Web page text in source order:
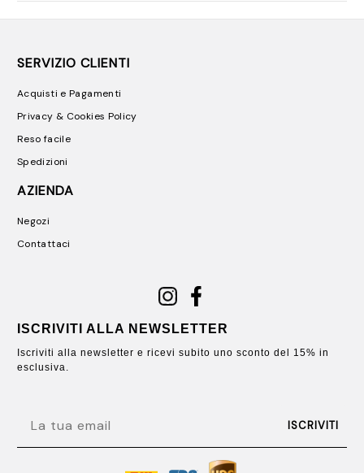
SERVIZIO CLIENTI
Acquisti e Pagamenti
Privacy & Cookies Policy
Reso facile
Spedizioni
AZIENDA
Negozi
Contattaci
ISCRIVITI ALLA NEWSLETTER
Iscriviti alla newsletter e ricevi subito uno sconto del 15% in
esclusiva.
ISCRIVITI